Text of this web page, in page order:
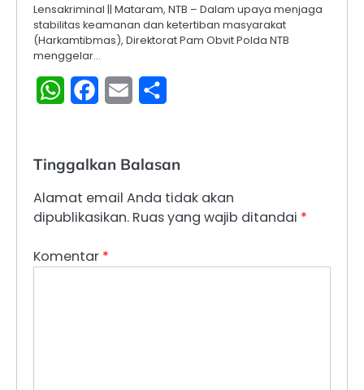
Lensakriminal || Mataram, NTB – Dalam upaya menjaga
stabilitas keamanan dan ketertiban masyarakat
(Harkamtibmas), Direktorat Pam Obvit Polda NTB
menggelar…
WhatsAppFacebook
Email
Tinggalkan Balasan
Alamat email Anda tidak akan
dipublikasikan. Ruas yang wajib ditandai *
Komentar *